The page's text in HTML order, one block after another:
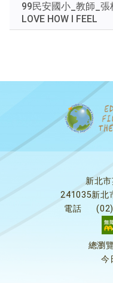
99民安國小_教師_張
LOVE HOW I FEEL
新北
241035新北
電話
總瀏
今